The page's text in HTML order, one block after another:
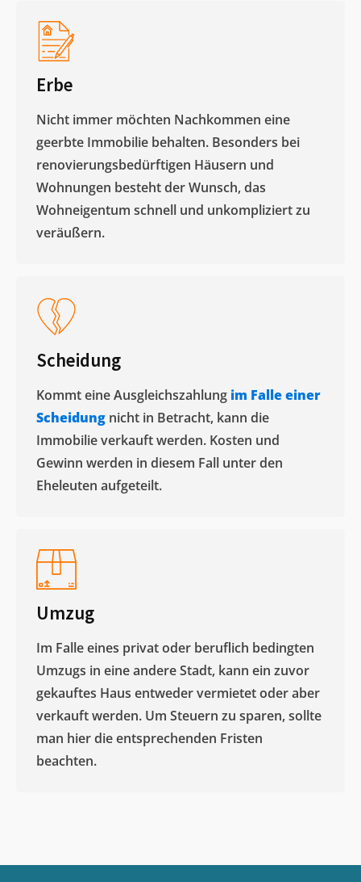
Erbe
Nicht immer möchten Nachkommen eine
geerbte Immobilie behalten. Besonders bei
renovierungsbedürftigen Häusern und
Wohnungen besteht der Wunsch, das
Wohneigentum schnell und unkompliziert zu
veräußern. ​
Scheidung
Kommt eine Ausgleichszahlung im Falle einer
Scheidung nicht in Betracht, kann die
Immobilie verkauft werden. Kosten und
Gewinn werden in diesem Fall unter den
Eheleuten aufgeteilt.​
Umzug
Im Falle eines privat oder beruflich bedingten
Umzugs in eine andere Stadt, kann ein zuvor
gekauftes Haus entweder vermietet oder aber
verkauft werden. Um Steuern zu sparen, sollte
man hier die entsprechenden Fristen
beachten.